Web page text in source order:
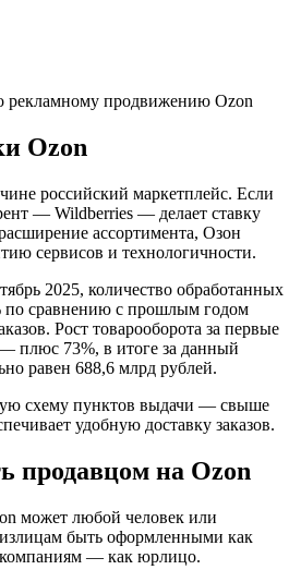
рекламному продвижению Ozon
Ozon
российский маркетплейс. Если
— Wildberries — делает ставку
ассортимента, Озон
сервисов и технологичности.
2025, количество обработанных
по сравнению с прошлым годом
Рост товарооборота за первые
плюс 73%, в итоге за данный
равен 688,6 млрд рублей.
схему пунктов выдачи — свыше
удобную доставку заказов.
продавцом на Ozon
может любой человек или
быть оформленными как
— как юрлицо.